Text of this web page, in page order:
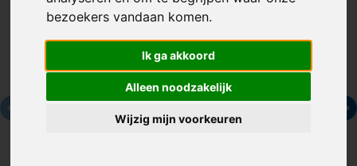
bezoekers vandaan komen.
Ik ga akkoord
Alleen noodzakelijk
Wijzig mijn voorkeuren